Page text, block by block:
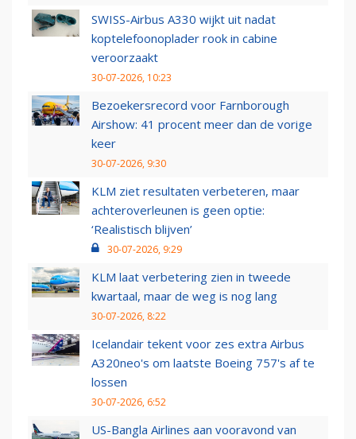
SWISS-Airbus A330 wijkt uit nadat
koptelefoonoplader rook in cabine
veroorzaakt
30-07-2026, 10:23
Bezoekersrecord voor Farnborough
Airshow: 41 procent meer dan de vorige
keer
30-07-2026, 9:30
KLM ziet resultaten verbeteren, maar
achteroverleunen is geen optie:
‘Realistisch blijven’
30-07-2026, 9:29
KLM laat verbetering zien in tweede
kwartaal, maar de weg is nog lang
30-07-2026, 8:22
Icelandair tekent voor zes extra Airbus
A320neo's om laatste Boeing 757's af te
lossen
30-07-2026, 6:52
US-Bangla Airlines aan vooravond van